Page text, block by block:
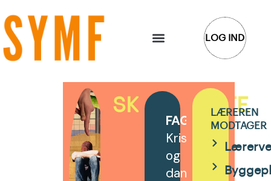
til
indholdet
LOG IND
SKAMSTØTTE
FAG
og
dansk
LÆREREN
MODTAGER